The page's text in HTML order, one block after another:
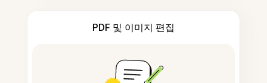
PDF 및 이미지 편집